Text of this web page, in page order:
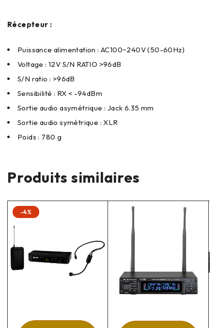
Récepteur :
Puissance alimentation : AC100~240V (50-60Hz)
Voltage : 12V S/N RATIO >96dB
S/N ratio : >96dB
Sensibilité : RX < -94dBm
Sortie audio asymétrique : Jack 6.35 mm
Sortie audio symétrique : XLR
Poids : 780 g
Produits similaires
-4%